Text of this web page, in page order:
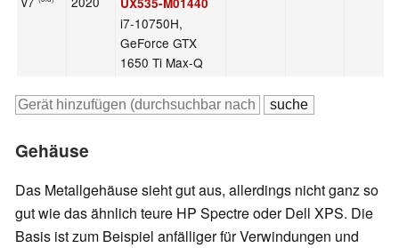
UX535-M01440
i7-10750H,
GeForce GTX
1650 Ti Max-Q
Gehäuse
Das Metallgehäuse sieht gut aus, allerdings nicht ganz so
gut wie das ähnlich teure HP Spectre oder Dell XPS. Die
Basis ist zum Beispiel anfälliger für Verwindungen und